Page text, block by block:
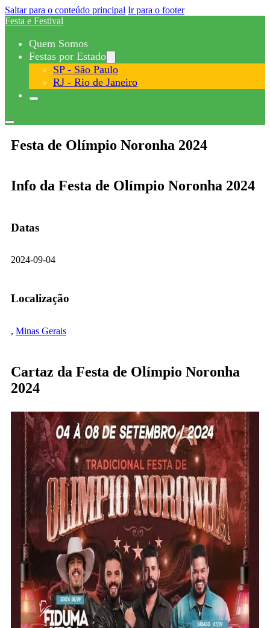
Saltar para o conteúdo principal Ir para o footer
Festa e Festival
Quem Somos
Festas por Estado
SP - São Paulo
RJ - Rio de Janeiro
Festa de Olímpio Noronha 2024
Info da Festa de Olímpio Noronha 2024
Datas
2024-09-04
Localização
, Minas Gerais
Cartaz da Festa de Olímpio Noronha
2024